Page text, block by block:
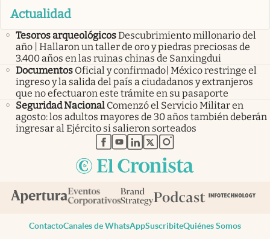
Actualidad
Tesoros arqueológicosDescubrimiento millonario del
año | Hallaron un taller de oro y piedras preciosas de
3.400 años en las ruinas chinas de Sanxingdui
Documentos Oficial y confirmado| México restringe el
ingreso y la salida del país a ciudadanos y extranjeros
que no efectuaron este trámite en su pasaporte
Seguridad Nacional Comenzó el Servicio Militar en
agosto: los adultos mayores de 30 años también deberán
ingresar al Ejército si salieron sorteados
abre en nueva pestaña
abre en nueva pestaña
abre en nueva pestaña
abre en nueva pestaña
abre en nueva pestaña
ContactoCanales de WhatsAppSuscribiteQuiénes Somos